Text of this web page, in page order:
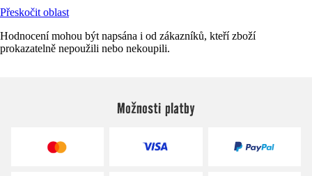
Přeskočit oblast
Hodnocení mohou být napsána i od zákazníků, kteří zboží
prokazatelně nepoužili nebo nekoupili.
Možnosti platby